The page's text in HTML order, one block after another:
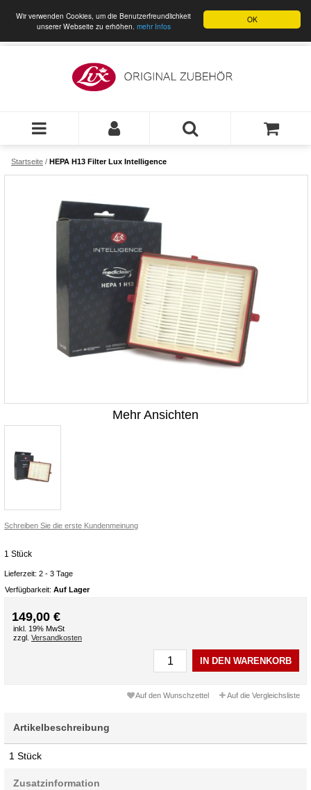
OK
Wir verwenden Cookies, um die Benutzerfreundlichkeit
unserer Webseite zu erhöhen. mehr Infos
Startseite / HEPA H13 Filter Lux Intelligence
Mehr Ansichten
Schreiben Sie die erste Kundenmeinung
1 Stück
Lieferzeit: 2 - 3 Tage
Verfügbarkeit: Auf Lager
149,00 €
inkl. 19% MwSt
zzgl. Versandkosten
IN DEN WARENKORB
Auf den Wunschzettel Auf die Vergleichsliste
Artikelbeschreibung
1 Stück
Zusatzinformation